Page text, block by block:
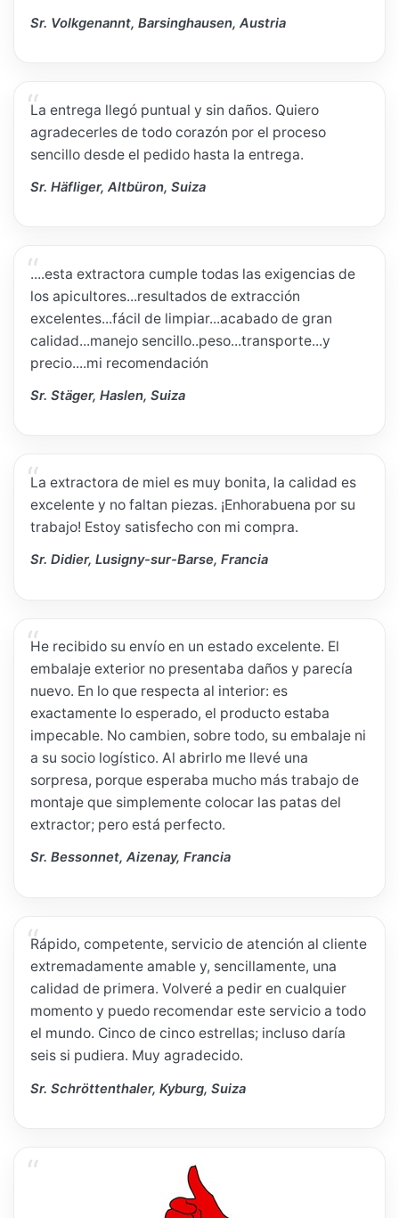
Sr. Volkgenannt, Barsinghausen, Austria
La entrega llegó puntual y sin daños. Quiero
agradecerles de todo corazón por el proceso
sencillo desde el pedido hasta la entrega.
Sr. Häfliger, Altbüron, Suiza
....esta extractora cumple todas las exigencias de
los apicultores...resultados de extracción
excelentes...fácil de limpiar...acabado de gran
calidad...manejo sencillo..peso...transporte...y
precio....mi recomendación
Sr. Stäger, Haslen, Suiza
La extractora de miel es muy bonita, la calidad es
excelente y no faltan piezas. ¡Enhorabuena por su
trabajo! Estoy satisfecho con mi compra.
Sr. Didier, Lusigny-sur-Barse, Francia
He recibido su envío en un estado excelente. El
embalaje exterior no presentaba daños y parecía
nuevo. En lo que respecta al interior: es
exactamente lo esperado, el producto estaba
impecable. No cambien, sobre todo, su embalaje ni
a su socio logístico. Al abrirlo me llevé una
sorpresa, porque esperaba mucho más trabajo de
montaje que simplemente colocar las patas del
extractor; pero está perfecto.
Sr. Bessonnet, Aizenay, Francia
Rápido, competente, servicio de atención al cliente
extremadamente amable y, sencillamente, una
calidad de primera. Volveré a pedir en cualquier
momento y puedo recomendar este servicio a todo
el mundo. Cinco de cinco estrellas; incluso daría
seis si pudiera. Muy agradecido.
Sr. Schröttenthaler, Kyburg, Suiza